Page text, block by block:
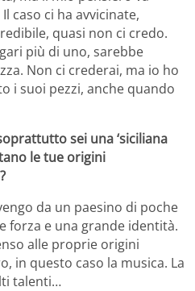
caso ci ha avvicinate,
quasi non ci credo.
più di uno, sarebbe
Non ci crederai, ma io ho
i suoi pezzi, anche quando
sei una ‘siciliana
le tue origini
da un paesino di poche
forza e una grande identità.
alle proprie origini
in questo caso la musica. La
talenti…